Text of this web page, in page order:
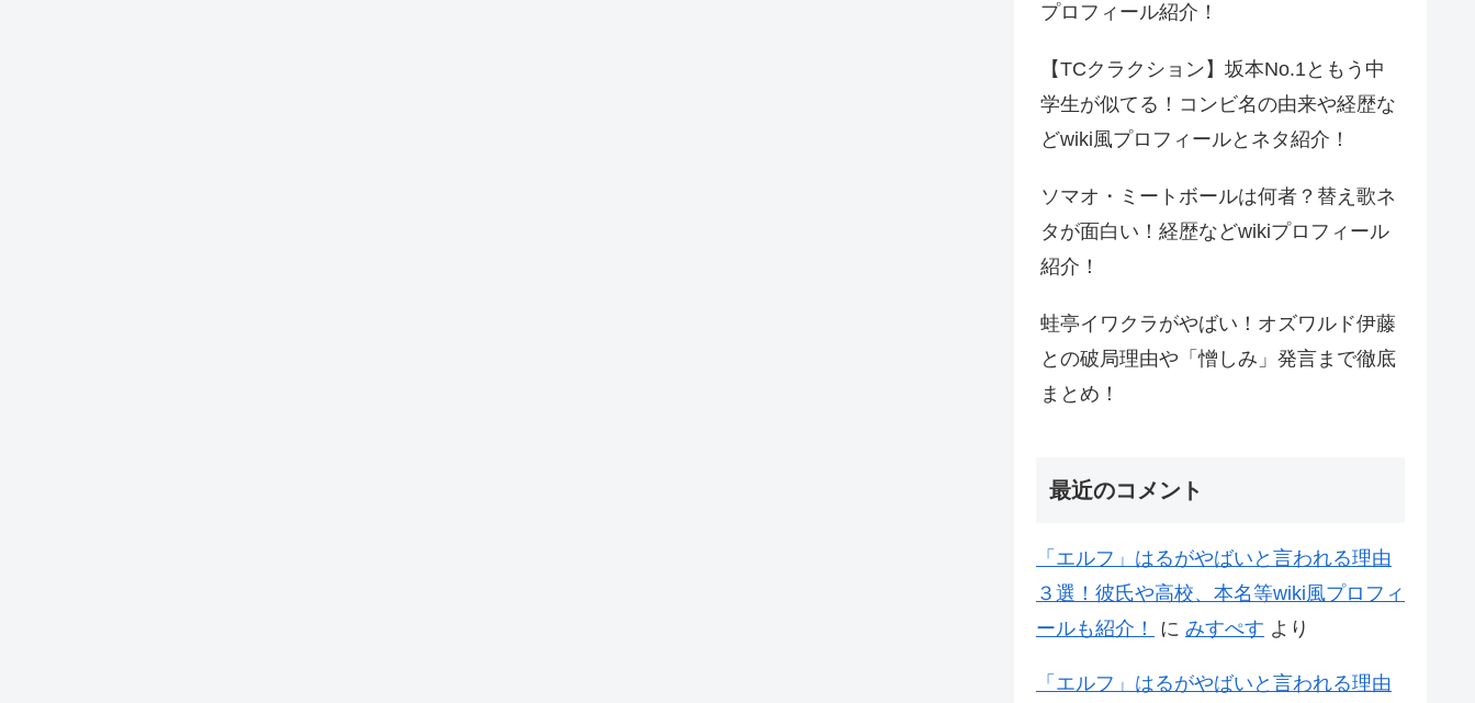
プロフィール紹介！
【TCクラクション】坂本No.1ともう中
学生が似てる！コンビ名の由来や経歴な
どwiki風プロフィールとネタ紹介！
ソマオ・ミートボールは何者？替え歌ネ
タが面白い！経歴などwikiプロフィール
紹介！
蛙亭イワクラがやばい！オズワルド伊藤
との破局理由や「憎しみ」発言まで徹底
まとめ！
最近のコメント
「エルフ」はるがやばいと言われる理由
３選！彼氏や高校、本名等wiki風プロフィ
ールも紹介！
に みすぺす より
「エルフ」はるがやばいと言われる理由